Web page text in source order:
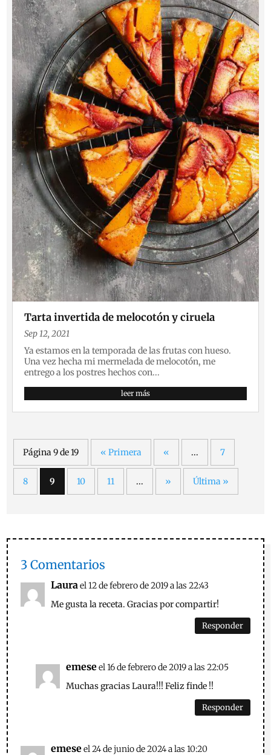
Tarta invertida de melocotón y ciruela
Sep 12, 2021
Ya estamos en la temporada de las frutas con hueso.
Una vez hecha mi mermelada de melocotón, me
entrego a los postres hechos con...
leer más
Página 9 de 19 « Primera « ... 7
8 9 10 11 ... » Última »
3 Comentarios
Laura el 12 de febrero de 2019 a las 22:43
Me gusta la receta. Gracias por compartir!
Responder
emeseel 16 de febrero de 2019 a las 22:05
Muchas gracias Laura!!! Feliz finde !!
Responder
emeseel 24 de junio de 2024 a las 10:20